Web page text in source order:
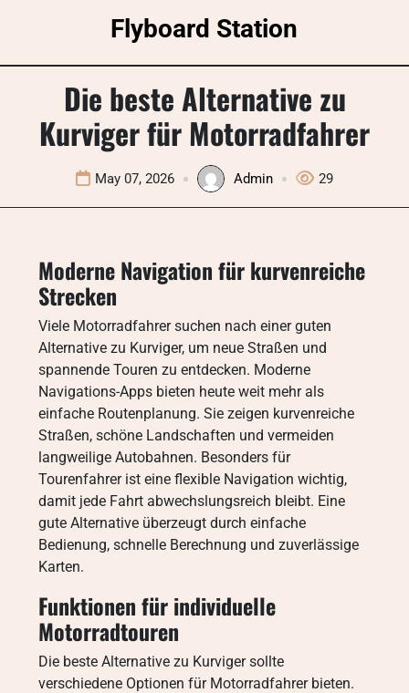
Flyboard Station
Die beste Alternative zu
Kurviger für Motorradfahrer
May 07, 2026 Admin 29
Moderne Navigation für kurvenreiche
Strecken
Viele Motorradfahrer suchen nach einer guten
Alternative zu Kurviger, um neue Straßen und
spannende Touren zu entdecken. Moderne
Navigations-Apps bieten heute weit mehr als
einfache Routenplanung. Sie zeigen kurvenreiche
Straßen, schöne Landschaften und vermeiden
langweilige Autobahnen. Besonders für
Tourenfahrer ist eine flexible Navigation wichtig,
damit jede Fahrt abwechslungsreich bleibt. Eine
gute Alternative überzeugt durch einfache
Bedienung, schnelle Berechnung und zuverlässige
Karten.
Funktionen für individuelle
Motorradtouren
Die beste Alternative zu Kurviger sollte
verschiedene Optionen für Motorradfahrer bieten.